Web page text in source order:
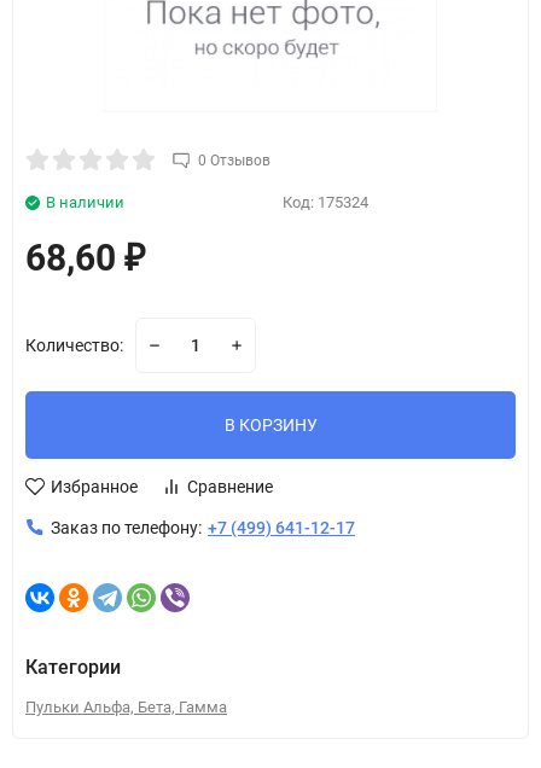
0 Отзывов
Код: 175324
В наличии
68,60 ₽
Количество:
В КОРЗИНУ
Избранное Сравнение
Заказ по телефону: +7 (499) 641-12-17
Категории
Пульки Альфа, Бета, Гамма